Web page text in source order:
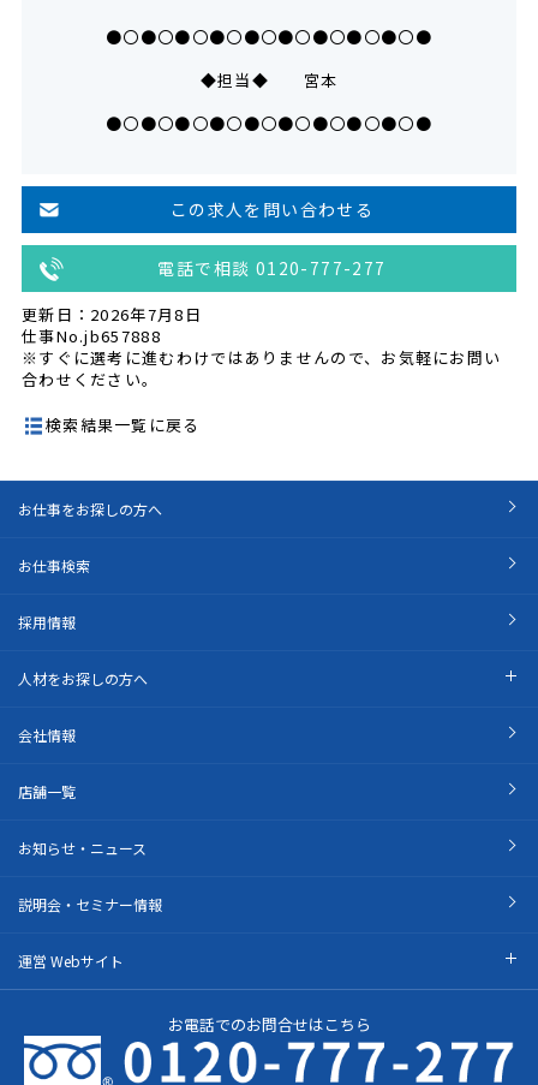
●〇●〇●〇●〇●〇●〇●〇●〇●〇●
◆担当◆ 宮本
●〇●〇●〇●〇●〇●〇●〇●〇●〇●
この求人を問い合わせる
電話で相談 0120-777-277
更新日：2026年7月8日
仕事No.jb657888
※すぐに選考に進むわけではありませんので、お気軽にお問い
合わせください。
検索結果一覧に戻る
お仕事をお探しの方へ
お仕事検索
採用情報
人材をお探しの方へ
会社情報
店舗一覧
お知らせ・ニュース
説明会・セミナー情報
運営 Webサイト
お電話でのお問合せはこちら